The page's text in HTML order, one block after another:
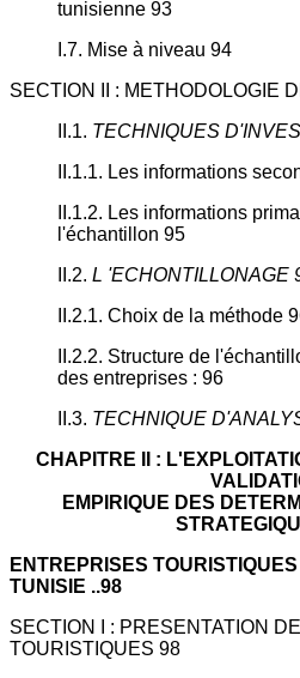
tunisienne 93
I.7. Mise à niveau 94
SECTION II : METHODOLOGIE
II.1. TECHNIQUES
II.1.1. Les informations
II.1.2. Les informations
l'échantillon 95
II.2. L 'ECHONTILLONAGE
II.2.1. Choix de la méthode
II.2.2. Structure de
des entreprises : 96
II.3. TECHNIQUE
CHAPITRE II :
EMPIRIQUE DES
ENTREPRISES
TUNISIE ..98
SECTION I : PRESENTATION
TOURISTIQUES 98